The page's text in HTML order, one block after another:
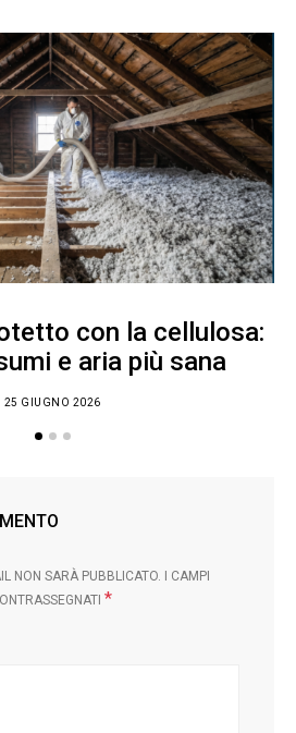
con la cellulosa:
e aria più sana
25 GIUGNO 2026
NON SARÀ PUBBLICATO. I CAMPI
*